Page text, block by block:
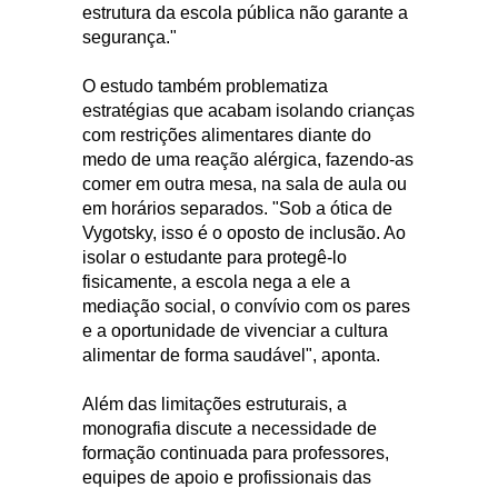
estrutura da escola pública não garante a
segurança."
O estudo também problematiza
estratégias que acabam isolando crianças
com restrições alimentares diante do
medo de uma reação alérgica, fazendo-as
comer em outra mesa, na sala de aula ou
em horários separados. "Sob a ótica de
Vygotsky, isso é o oposto de inclusão. Ao
isolar o estudante para protegê-lo
fisicamente, a escola nega a ele a
mediação social, o convívio com os pares
e a oportunidade de vivenciar a cultura
alimentar de forma saudável", aponta.
Além das limitações estruturais, a
monografia discute a necessidade de
formação continuada para professores,
equipes de apoio e profissionais das